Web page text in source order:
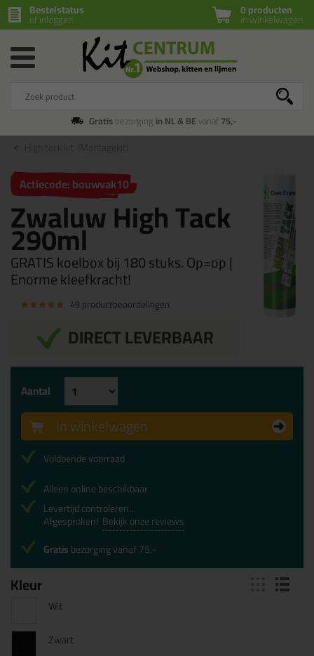
0 producten
in winkelwagen
Bestelstatus
of inloggen
Gratisbezorging in NL & BEvanaf75,-
Actiecode: bouwvak10
Zwaluw High Tack
290ml
GRATIS koelbox bij 180 stuks. Op=op |
Enorme kleefkracht!
49 productbeoordelingen
DIRECT LEVERBAAR
Kleur
Wit
Zwart
Aantal
In winkelwagen
Voldoende voorraad
Alleen online beschikbaar
Levertijd controleren...
Afgesproken! Bekijk onze reviews
Gratisbezorging vanaf 75,-